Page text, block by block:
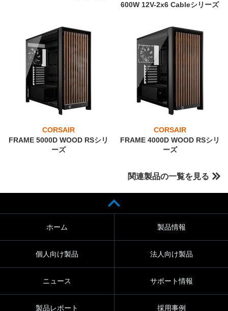
600W 12V-2x6 Cableシリーズ
CORSAIR
FRAME 5000D WOOD RSシリ
ーズ
CORSAIR
FRAME 4000D WOOD RSシリ
ーズ
関連製品の一覧を見る
ホーム 製品情報
個人向け製品 法人向け製品
ニュース サポート情報
製品レポート 採用事例